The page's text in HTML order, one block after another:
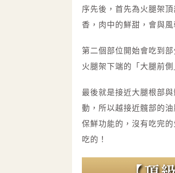
序先後，首先為火腿架
香，肉中的鮮甜，會與
第二個部位開始會吃到
火腿架下端的「大腿前
最後就是接近大腿根部
動，所以越接近髖部的
保鮮功能的，沒有吃完
吃的！